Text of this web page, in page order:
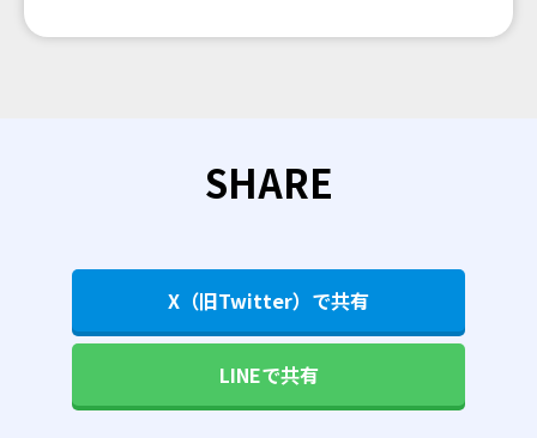
SHARE
X（旧Twitter）で共有
LINEで共有